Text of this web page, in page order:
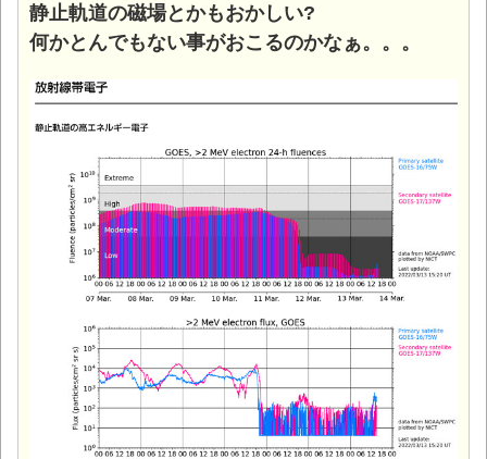
静止軌道の磁場とかもおかしい?
何かとんでもない事がおこるのかなぁ。。。